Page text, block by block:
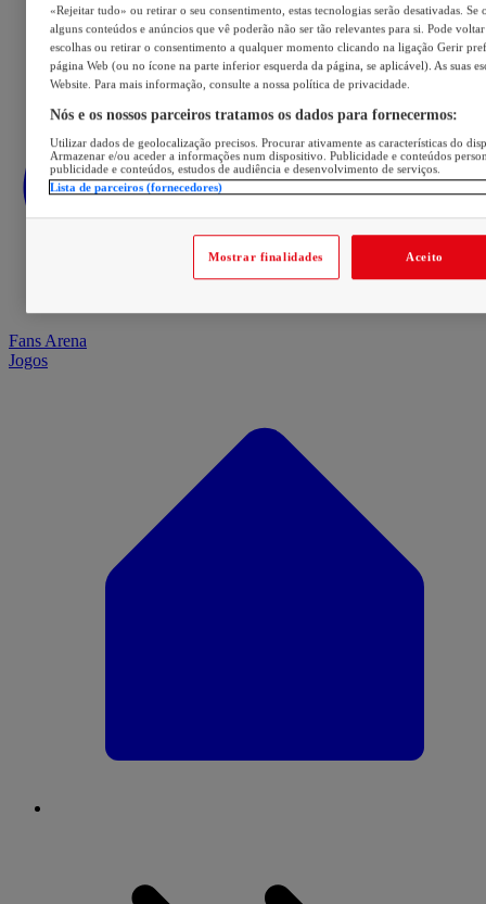
Fans Arena
Jogos
«Rejeitar tudo» ou retirar o seu consentimento, estas tecnologias serão desativadas. Se
alguns conteúdos e anúncios que vê poderão não ser tão relevantes para si. Pode voltar
escolhas ou retirar o consentimento a qualquer momento clicando na ligação Gerir
página Web (ou no ícone na parte inferior esquerda da página, se aplicável). As suas
Website. Para mais informação, consulte a nossa política de privacidade.
Nós e os nossos parceiros tratamos os dados para fornecermos:
Utilizar dados de geolocalização precisos. Procurar ativamente as características do
Armazenar e/ou aceder a informações num dispositivo. Publicidade e conteúdos
publicidade e conteúdos, estudos de audiência e desenvolvimento de serviços.
Lista de parceiros (fornecedores)
Mostrar finalidades Aceito